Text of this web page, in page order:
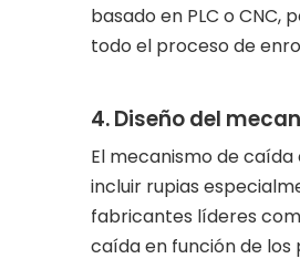
basado en PLC o
todo el proceso de
4. Diseño del
El mecanismo de
incluir rupias
fabricantes líderes
caída en función de